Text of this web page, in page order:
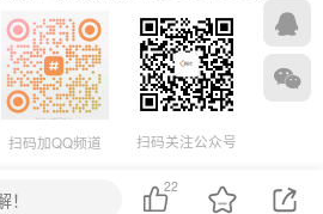
扫码加QQ频道 扫码关注公众号
22